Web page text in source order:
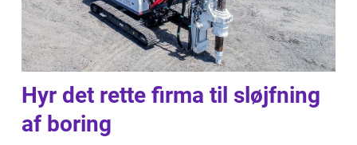
Hyr det rette firma til sløjfning
af boring